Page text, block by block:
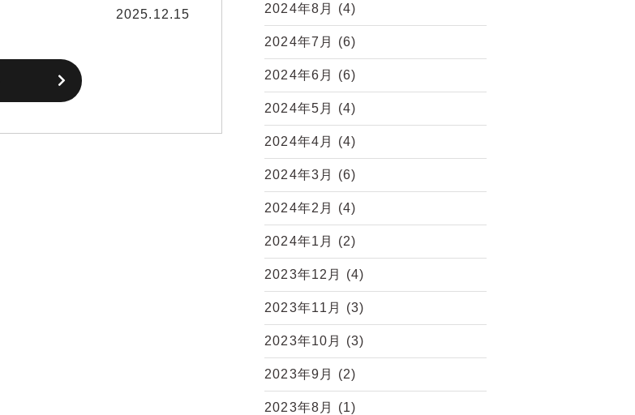
2025.12.15
2024年8月 (4)
2024年7月 (6)
2024年6月 (6)
2024年5月 (4)
2024年4月 (4)
2024年3月 (6)
2024年2月 (4)
2024年1月 (2)
2023年12月 (4)
2023年11月 (3)
2023年10月 (3)
2023年9月 (2)
2023年8月 (1)